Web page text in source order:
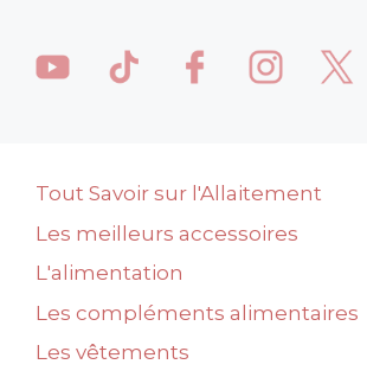
Tout Savoir sur l'Allaitement
Les meilleurs accessoires
L'alimentation
Les compléments alimentaires
Les vêtements